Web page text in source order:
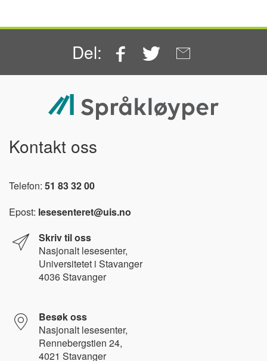
Del: Facebook
Twitter
Kontakt oss
Telefon: 51 83 32 00
Epost: lesesenteret@uis.no
Skriv til oss
Nasjonalt lesesenter,
Universitetet i Stavanger
4036 Stavanger
Besøk oss
Nasjonalt lesesenter,
Rennebergstien 24,
4021 Stavanger